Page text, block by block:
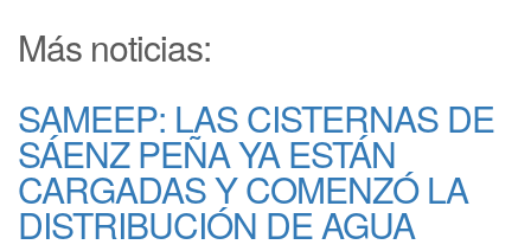
Más noticias:
SAMEEP: LAS CISTERNAS DE
SÁENZ PEÑA YA ESTÁN
CARGADAS Y COMENZÓ LA
DISTRIBUCIÓN DE AGUA